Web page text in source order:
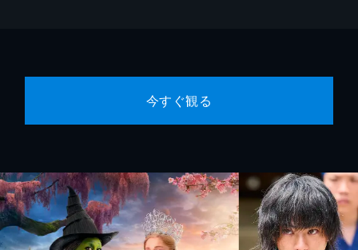
今すぐ観る